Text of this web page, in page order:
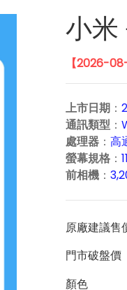
小
【2026-
上市日期 ：
通訊類型 ：
處理器 ： 高
螢幕規格 ：
前相機 ：
原廠建議售
門市破盤價